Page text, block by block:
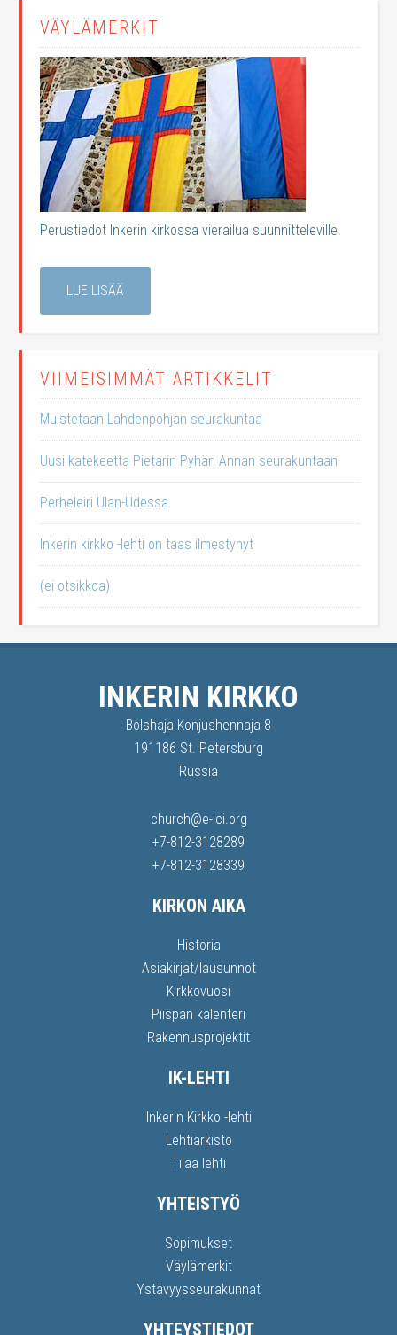
VÄYLÄMERKIT
Perustiedot Inkerin kirkossa vierailua suunnitteleville.
LUE LISÄÄ
VIIMEISIMMÄT ARTIKKELIT
Muistetaan Lahdenpohjan seurakuntaa
Uusi katekeetta Pietarin Pyhän Annan seurakuntaan
Perheleiri Ulan-Udessa
Inkerin kirkko -lehti on taas ilmestynyt
(ei otsikkoa)
INKERIN KIRKKO
Bolshaja Konjushennaja 8
191186 St. Petersburg
Russia
church@e-lci.org
+7-812-3128289
+7-812-3128339
KIRKON AIKA
Historia
Asiakirjat/lausunnot
Kirkkovuosi
Piispan kalenteri
Rakennusprojektit
IK-LEHTI
Inkerin Kirkko -lehti
Lehtiarkisto
Tilaa lehti
YHTEISTYÖ
Sopimukset
Väylämerkit
Ystävyysseurakunnat
YHTEYSTIEDOT